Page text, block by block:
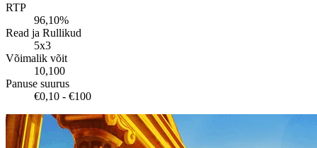
RTP
96,10%
Read ja Rullikud
5x3
Võimalik võit
10,100
Panuse suurus
€0,10 - €100